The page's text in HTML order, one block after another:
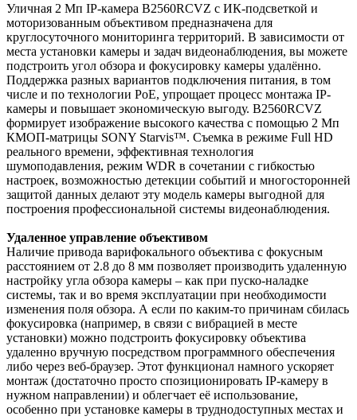
Уличная 2 Мп IP-камера B2560RCVZ с ИК-подсветкой и
моторизованным объективом предназначена для
круглосуточного мониторинга территорий. В зависимости от
места установки камеры и задач видеонаблюдения, вы можете
подстроить угол обзора и фокусировку камеры удалённо.
Поддержка разных вариантов подключения питания, в том
числе и по технологии PoE, упрощает процесс монтажа IP-
камеры и повышает экономическую выгоду. B2560RCVZ
формирует изображение высокого качества с помощью 2 Мп
КМОП-матрицы SONY Starvis™. Съемка в режиме Full HD
реального времени, эффективная технология
шумоподавления, режим WDR в сочетании с гибкостью
настроек, возможностью детекции событий и многосторонней
защитой данных делают эту модель камеры выгодной для
построения профессиональной системы видеонаблюдения.
Удаленное управление объективом
Наличие привода варифокального объектива с фокусным
расстоянием от 2.8 до 8 мм позволяет производить удаленную
настройку угла обзора камеры – как при пуско-наладке
системы, так и во время эксплуатации при необходимости
изменения поля обзора. А если по каким-то причинам сбилась
фокусировка (например, в связи с вибрацией в месте
установки) можно подстроить фокусировку объектива
удаленно вручную посредством программного обеспечения
либо через веб-браузер. Этот функционал намного ускоряет
монтаж (достаточно просто спозиционировать IP-камеру в
нужном направлении) и облегчает её использование,
особенно при установке камеры в труднодоступных местах и